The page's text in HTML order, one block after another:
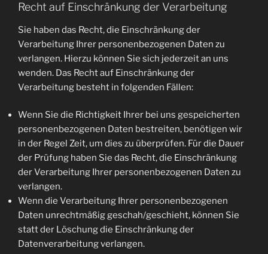
Recht auf Einschränkung der Verarbeitung
Sie haben das Recht, die Einschränkung der
Verarbeitung Ihrer personenbezogenen Daten zu
verlangen. Hierzu können Sie sich jederzeit an uns
wenden. Das Recht auf Einschränkung der
Verarbeitung besteht in folgenden Fällen:
Wenn Sie die Richtigkeit Ihrer bei uns gespeicherten
personenbezogenen Daten bestreiten, benötigen wir
in der Regel Zeit, um dies zu überprüfen. Für die Dauer
der Prüfung haben Sie das Recht, die Einschränkung
der Verarbeitung Ihrer personenbezogenen Daten zu
verlangen.
Wenn die Verarbeitung Ihrer personenbezogenen
Daten unrechtmäßig geschah/geschieht, können Sie
statt der Löschung die Einschränkung der
Datenverarbeitung verlangen.